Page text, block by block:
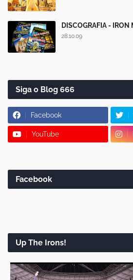
DISCOGRAFIA - IRON
28.10.09
Siga o Blog 666
Facebook
YouTube
Facebook
Up The Irons!